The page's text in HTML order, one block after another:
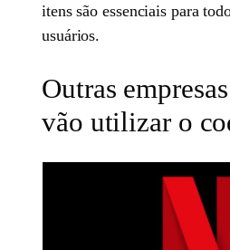
itens são essenciais para
usuários.
Outras
vão utilizar o